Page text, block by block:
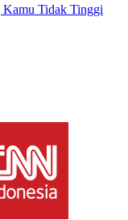
Tidak Tinggi